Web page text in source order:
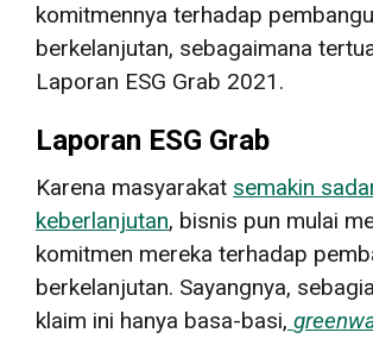
komitmennya terhadap
berkelanjutan, sebagaimana
Laporan ESG Grab 2021.
Laporan ESG Grab
Karena masyarakat semakin
keberlanjutan, bisnis pun mulai
komitmen mereka terhadap
berkelanjutan. Sayangnya,
klaim ini hanya basa-basi,